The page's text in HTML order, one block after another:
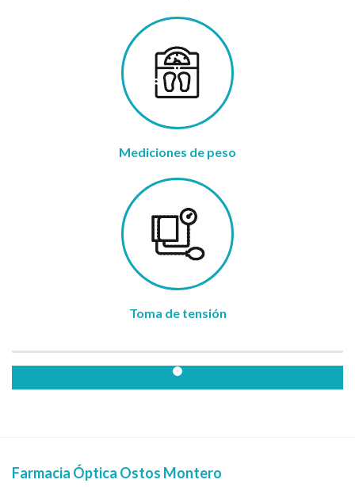
Mediciones de peso
Toma de tensión
Farmacia Óptica Ostos Montero